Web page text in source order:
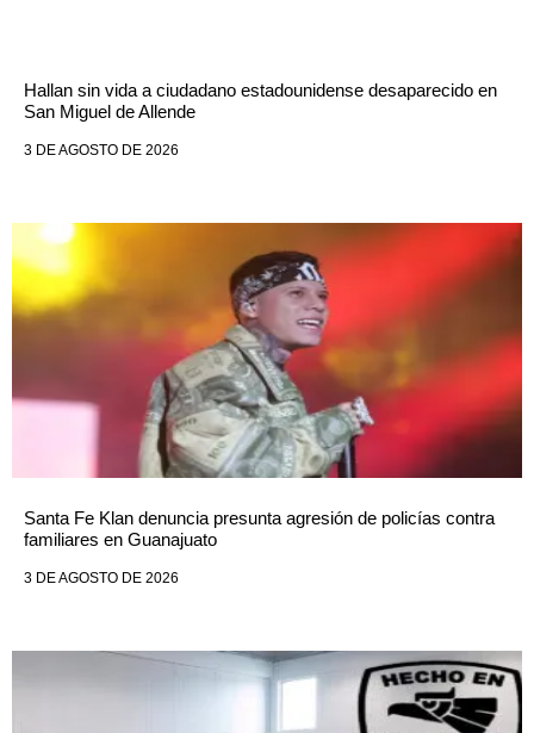
Hallan sin vida a ciudadano estadounidense desaparecido en
San Miguel de Allende
3 DE AGOSTO DE 2026
Santa Fe Klan denuncia presunta agresión de policías contra
familiares en Guanajuato
3 DE AGOSTO DE 2026